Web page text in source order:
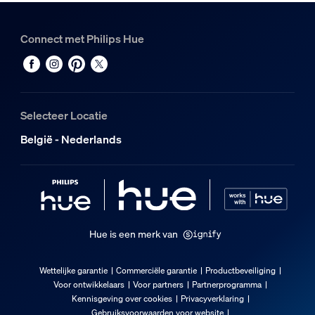
Speciaal ontworpen voor
Woonkamer, Slaapkamer, Keuken
Plafondlampen
Afmetingen en gewicht verpakking
EAN/UPC - product
8720169277557
Brutogewicht
8,65 kg
Connect met Philips Hue
Selecteer Locatie
België - Nederlands
Hue is een merk van
Wettelijke garantie Commerciële garantie
Productbeveiliging
Voor ontwikkelaars
Voor partners
Partnerprogramma
Kennisgeving over cookies
Privacyverklaring
Gebruiksvoorwaarden voor website